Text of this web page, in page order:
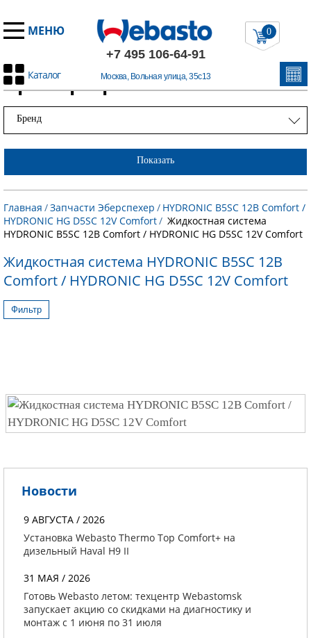
МЕНЮ
+7 495 106-64-91
Москва, Вольная улица, 35с13
Каталог
0
Примеры работ
Бренд
Показать
Главная /Запчасти Эберспехер / HYDRONIC B5SC 12В Comfort /
HYDRONIC HG D5SC 12V Comfort/ Жидкостная система
HYDRONIC B5SC 12В Comfort / HYDRONIC HG D5SC 12V Comfort
Жидкостная система HYDRONIC B5SC 12В
Comfort / HYDRONIC HG D5SC 12V Comfort
Фильтр
Новости
9 АВГУСТА / 2026
Установка Webasto Thermo Top Comfort+ на
дизельный Haval H9 II
31 МАЯ / 2026
Готовь Webasto летом: техцентр Webastomsk
запускает акцию со скидками на диагностику и
монтаж с 1 июня по 31 июля